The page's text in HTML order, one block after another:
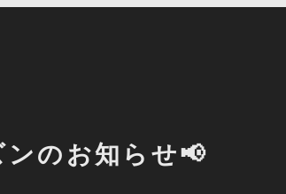
ンのお知らせ📢